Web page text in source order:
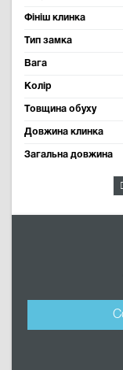
Фініш клинка
Тип замка
Вага
Колір
Товщина обуху
Довжина клинка
Загальна довжина